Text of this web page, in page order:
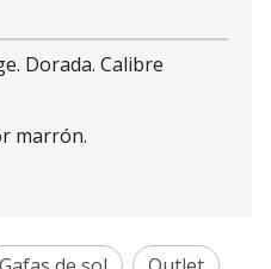
Dorada. Calibre
marrón.